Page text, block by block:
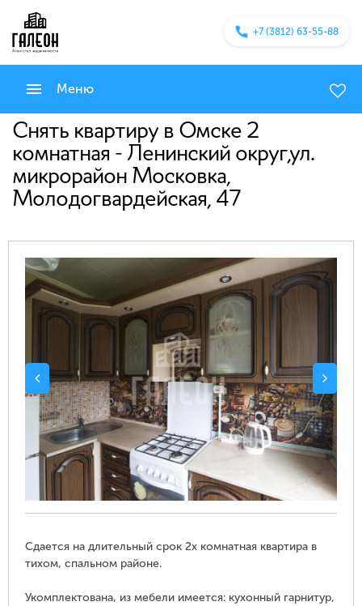
+7 (3812) 63-55-88
Меню
Снять квартиру в Омске 2
комнатная - Ленинский округ,ул.
микрорайон Московка,
Молодогвардейская, 47
Сдается на длительный срок 2х комнатная квартира в
тихом, спальном районе.
Укомплектована, из мебели имеется: кухонный гарнитур,